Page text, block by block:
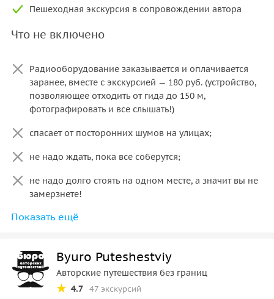
Пешеходная экскурсия в сопровождении автора
Что не включено
Радиооборудование заказывается и оплачивается
заранее, вместе с экскурсией — 180 руб. (устройство,
позволяющее отходить от гида до 150 м,
фотографировать и все слышать!)
спасает от посторонних шумов на улицах;
не надо ждать, пока все соберутся;
не надо долго стоять на одном месте, а значит вы не
замерзнете!
не пропустите важные организационные моменты.
Показать ещё
Byuro Puteshestviy
Авторские путешествия без границ
4.7 47 экскурсий